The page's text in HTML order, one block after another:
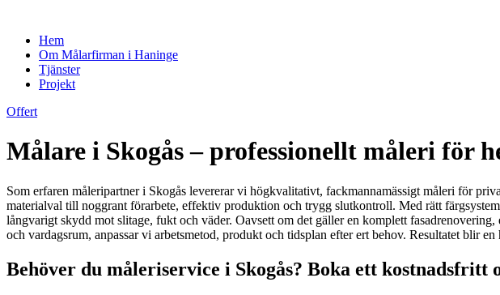
Hem
Om Målarfirman i Haninge
Tjänster
Projekt
Offert
Målare i Skogås – professionellt måleri för
Som erfaren måleripartner i Skogås levererar vi högkvalitativt, fackmannamässigt måleri för
materialval till noggrant förarbete, effektiv produktion och trygg slutkontroll. Med rätt
långvarigt skydd mot slitage, fukt och väder. Oavsett om det gäller en komplett
och vardagsrum, anpassar vi arbetsmetod, produkt och tidsplan efter ert behov. Resultatet blir
Behöver du måleriservice i Skogås? Boka ett kostnadsfritt